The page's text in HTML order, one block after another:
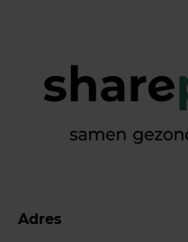
Adres